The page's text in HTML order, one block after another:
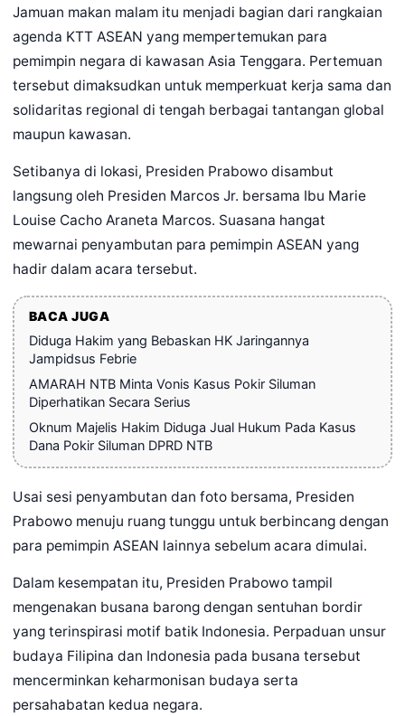
Jamuan makan malam itu menjadi bagian dari rangkaian
agenda KTT ASEAN yang mempertemukan para
pemimpin negara di kawasan Asia Tenggara. Pertemuan
tersebut dimaksudkan untuk memperkuat kerja sama dan
solidaritas regional di tengah berbagai tantangan global
maupun kawasan.
Setibanya di lokasi, Presiden Prabowo disambut
langsung oleh Presiden Marcos Jr. bersama Ibu Marie
Louise Cacho Araneta Marcos. Suasana hangat
mewarnai penyambutan para pemimpin ASEAN yang
hadir dalam acara tersebut.
BACA JUGA
Diduga Hakim yang Bebaskan HK Jaringannya
Jampidsus Febrie
AMARAH NTB Minta Vonis Kasus Pokir Siluman
Diperhatikan Secara Serius
Oknum Majelis Hakim Diduga Jual Hukum Pada Kasus
Dana Pokir Siluman DPRD NTB
Usai sesi penyambutan dan foto bersama, Presiden
Prabowo menuju ruang tunggu untuk berbincang dengan
para pemimpin ASEAN lainnya sebelum acara dimulai.
Dalam kesempatan itu, Presiden Prabowo tampil
mengenakan busana barong dengan sentuhan bordir
yang terinspirasi motif batik Indonesia. Perpaduan unsur
budaya Filipina dan Indonesia pada busana tersebut
mencerminkan keharmonisan budaya serta
persahabatan kedua negara.